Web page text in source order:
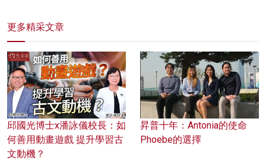
更多精采文章
邱國光博士x潘詠儀校長：如
何善用動畫遊戲 提升學習古
文動機？
昇普十年：Antonia的使命
Phoebe的選擇